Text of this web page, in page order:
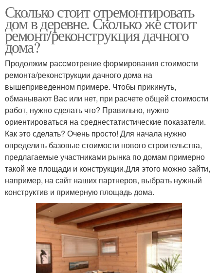
Сколько стоит отремонтировать
дом в деревне. Сколько же стоит
ремонт/реконструкция дачного
дома?
Продолжим рассмотрение формирования стоимости
ремонта/реконструкции дачного дома на
вышеприведенном примере. Чтобы прикинуть,
обманывают Вас или нет, при расчете общей стоимости
работ, нужно сделать что? Правильно, нужно
ориентироваться на среднестатистические показатели.
Как это сделать? Очень просто! Для начала нужно
определить базовые стоимости нового строительства,
предлагаемые участниками рынка по домам примерно
такой же площади и конструкции.Для этого можно зайти,
например, на сайт наших партнеров, выбрать нужный
конструктив и примерную площадь дома.